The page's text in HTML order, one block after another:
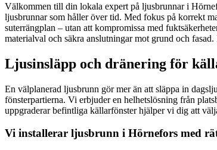
Välkommen till din lokala expert på ljusbrunnar i
ljusbrunnar som håller över tid. Med fokus på korrekt
suterrängplan – utan att kompromissa med
materialval och säkra anslutningar mot grund och
Ljusinsläpp och dränering för
En välplanerad ljusbrunn gör mer än att släppa in
fönsterpartierna. Vi erbjuder en helhetslösning från
uppgraderar befintliga källarfönster hjälper vi dig att
Vi installerar ljusbrunn i Hörnefors med